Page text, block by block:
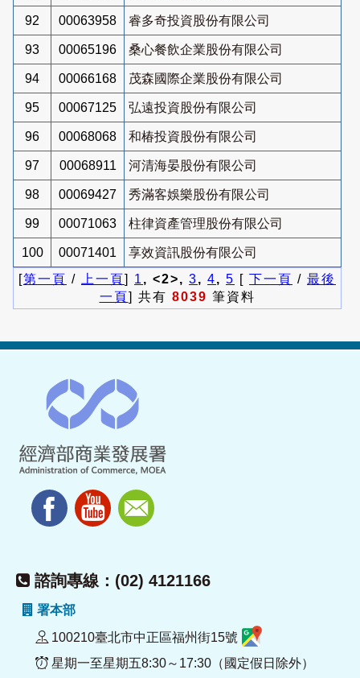
92 00063958 睿多奇投資股份有限公司
93 00065196 桑心餐飲企業股份有限公司
94 00066168 茂森國際企業股份有限公司
95 00067125 弘遠投資股份有限公司
96 00068068 和椿投資股份有限公司
97 00068911 河清海晏股份有限公司
98 00069427 秀滿客娛樂股份有限公司
99 00071063 柱律資產管理股份有限公司
100 00071401
享效資訊股份有限公司
[第一頁 / 上一頁] 1 , <2>, 3, 4, 5 [ 下一頁 / 最後
一頁] 共有 8039 筆資料
諮詢專線：(02) 4121166
署本部
100210臺北市中正區福州街15號
星期一至星期五8:30～17:30（國定假日除外）